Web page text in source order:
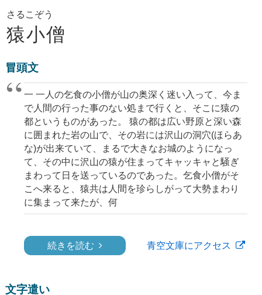
さるこぞう
猿小僧
冒頭文
一 一人の乞食の小僧が山の奥深く迷い入って、今ま
で人間の行った事のない処まで行くと、そこに猿の
都というものがあった。 猿の都は広い野原と深い森
に囲まれた岩の山で、その岩には沢山の洞穴(ほらあ
な)が出来ていて、まるで大きなお城のようになっ
て、その中に沢山の猿が住まってキャッキャと騒ぎ
まわって日を送っているのであった。乞食小僧がそ
こへ来ると、猿共は人間を珍らしがって大勢まわり
に集まって来たが、何
続きを読む 青空文庫にアクセス
文字遣い